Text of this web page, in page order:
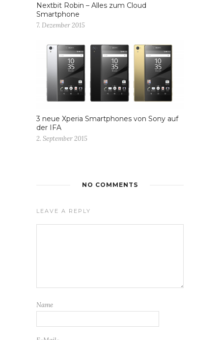
Nextbit Robin – Alles zum Cloud
Smartphone
7. Dezember 2015
3 neue Xperia Smartphones von Sony auf
der IFA
2. September 2015
NO COMMENTS
LEAVE A REPLY
Name